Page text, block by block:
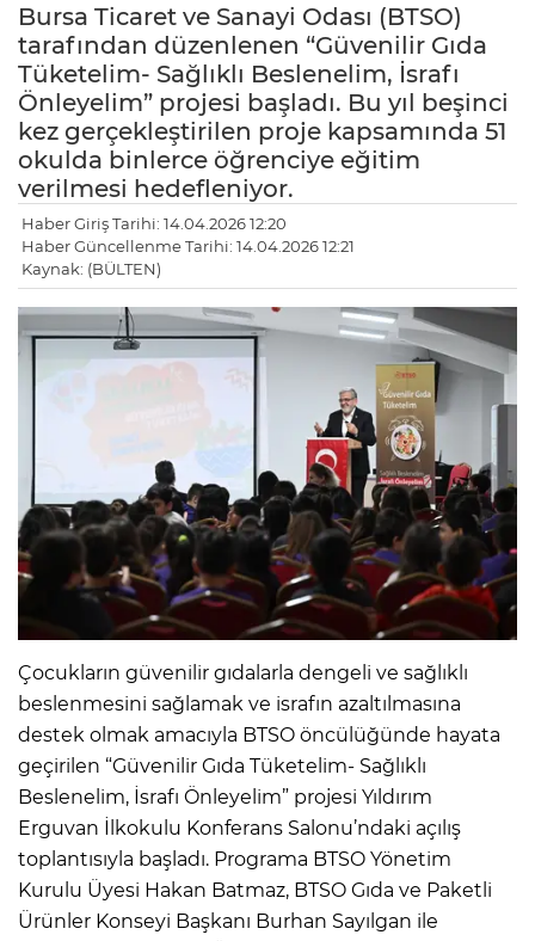
Bursa Ticaret ve Sanayi Odası (BTSO)
tarafından düzenlenen “Güvenilir Gıda
Tüketelim- Sağlıklı Beslenelim, İsrafı
Önleyelim” projesi başladı. Bu yıl beşinci
kez gerçekleştirilen proje kapsamında 51
okulda binlerce öğrenciye eğitim
verilmesi hedefleniyor.
Haber Giriş Tarihi: 14.04.2026 12:20
Haber Güncellenme Tarihi: 14.04.2026 12:21
Kaynak: (BÜLTEN)
Çocukların güvenilir gıdalarla dengeli ve sağlıklı
beslenmesini sağlamak ve israfın azaltılmasına
destek olmak amacıyla BTSO öncülüğünde hayata
geçirilen “Güvenilir Gıda Tüketelim- Sağlıklı
Beslenelim, İsrafı Önleyelim” projesi Yıldırım
Erguvan İlkokulu Konferans Salonu’ndaki açılış
toplantısıyla başladı. Programa BTSO Yönetim
Kurulu Üyesi Hakan Batmaz, BTSO Gıda ve Paketli
Ürünler Konseyi Başkanı Burhan Sayılgan ile